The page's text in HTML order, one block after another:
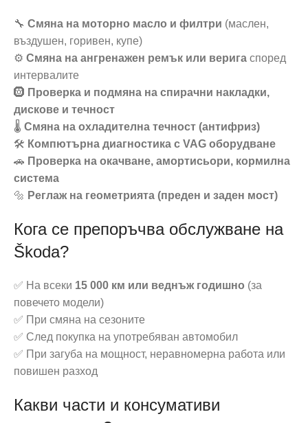
🔧 Смяна на моторно масло и филтри (маслен,
въздушен, горивен, купе)
⚙️ Смяна на ангренажен ремък или верига според
интервалите
🛞 Проверка и подмяна на спирачни накладки,
дискове и течност
🌡️ Смяна на охладителна течност (антифриз)
🛠️ Компютърна диагностика с VAG оборудване
🚗 Проверка на окачване, амортисьори, кормилна
система
🔩 Реглаж на геометрията (преден и заден мост)
Кога се препоръчва обслужване на
Škoda?
✅ На всеки 15 000 км или веднъж годишно (за
повечето модели)
✅ При смяна на сезоните
✅ След покупка на употребяван автомобил
✅ При загуба на мощност, неравномерна работа или
повишен разход
Какви части и консумативи